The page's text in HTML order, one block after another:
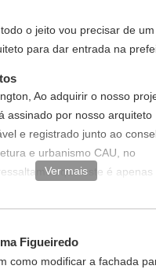
o jeito vou precisar de
para dar entrada na
Ao adquirir o nosso
assinado por nosso arquiteto
e registrado junto ao
e urbanismo CAU, no
que este é apenas
em sua cidade um
por sua obra que irá realizar o
obra junto a sua prefeitura,
Ver mais
Figueiredo
como modificar a fachada